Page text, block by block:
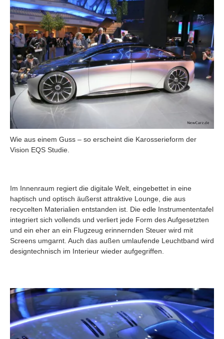
Wie aus einem Guss – so erscheint die Karosserieform der
Vision EQS Studie.
Im Innenraum regiert die digitale Welt, eingebettet in eine
haptisch und optisch äußerst attraktive Lounge, die aus
recycelten Materialien entstanden ist. Die edle Instrumententafel
integriert sich vollends und verliert jede Form des Aufgesetzten
und ein eher an ein Flugzeug erinnernden Steuer wird mit
Screens umgarnt. Auch das außen umlaufende Leuchtband wird
designtechnisch im Interieur wieder aufgegriffen.